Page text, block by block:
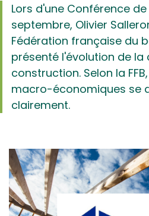
Lors d'une Conférence de
septembre, Olivier
Fédération française du
présenté l'évolution de
construction. Selon la
macro-économiques se
clairement.